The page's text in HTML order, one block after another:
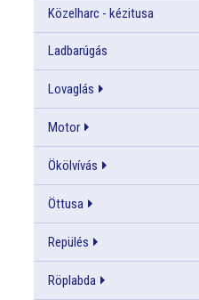
Közelharc - kézitusa
Ladbarúgás
Lovaglás
Motor
Ökölvívás
Öttusa
Repülés
Röplabda